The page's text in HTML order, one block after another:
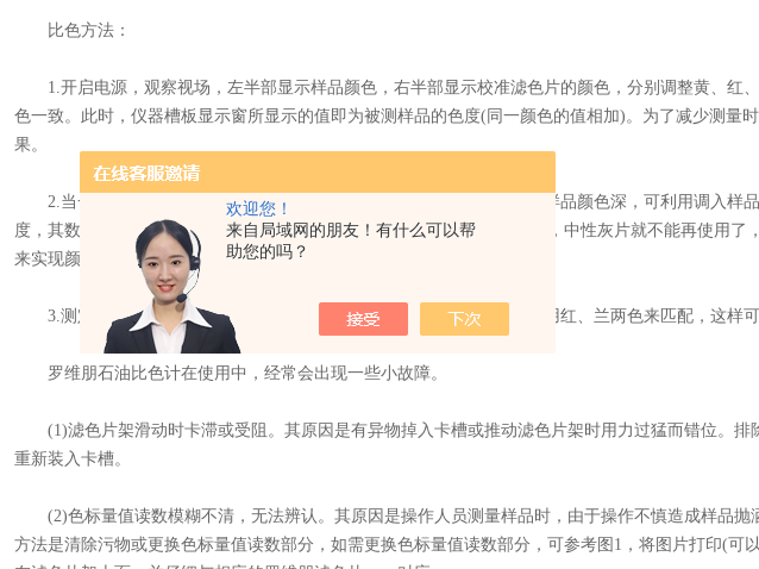
欢迎您！
来自局域网的朋友！有什么可以帮
助您的吗？
比色方法：
1.开启电源，观察视场，左半部显示样品颜色，右半部显示校准滤色片的颜色，分别调整黄、红
色一致。此时，仪器槽板显示窗所显示的值即为被测样品的色度(同一颜色的值相加)。为了减少测量
果。
2.当一种或两种原色滤光片被调到很接近样品颜色时，如果其颜色比样品颜色深，可利用调入样
度，其数值为样品的亮度数据。这里必须注意，当三种原色均用于比色时，中性灰片就不能再使用了
来实现颜色的匹配。
3.测定黄色液体的颜色时，建议先将黄色罗维朋色度固定下来，然后用红、兰两色来匹配，这样可
罗维朋石油比色计在使用中，经常会出现一些小故障。
(1)滤色片架滑动时卡滞或受阻。其原因是有异物掉入卡槽或推动滤色片架时用力过猛而错位。排
重新装入卡槽。
(2)色标量值读数模糊不清，无法辨认。其原因是操作人员测量样品时，由于操作不慎造成样品抛
方法是清除污物或更换色标量值读数部分，如需更换色标量值读数部分，可参考图1，将图片打印(可